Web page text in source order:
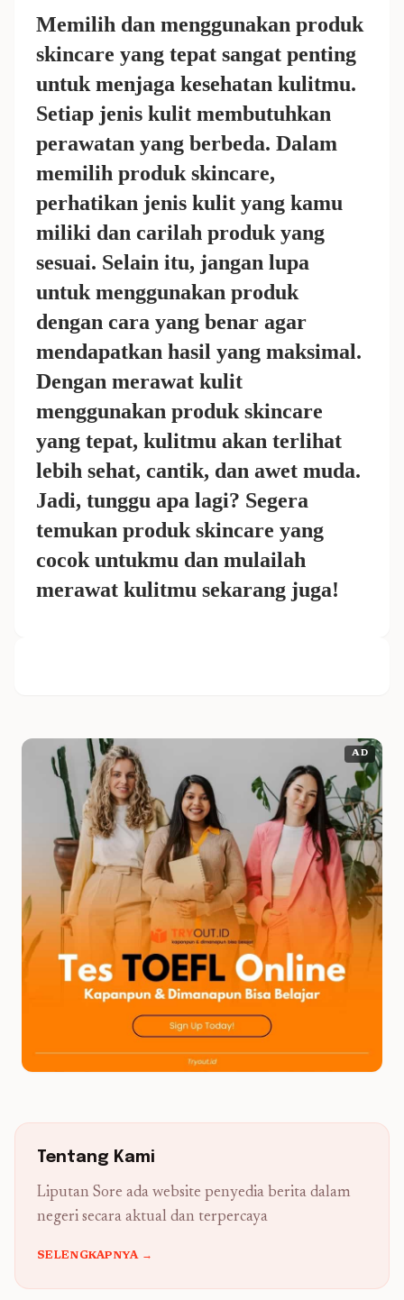
Memilih dan menggunakan produk
skincare yang tepat sangat penting
untuk menjaga kesehatan kulitmu.
Setiap jenis kulit membutuhkan
perawatan yang berbeda. Dalam
memilih produk skincare,
perhatikan jenis kulit yang kamu
miliki dan carilah produk yang
sesuai. Selain itu, jangan lupa
untuk menggunakan produk
dengan cara yang benar agar
mendapatkan hasil yang maksimal.
Dengan merawat kulit
menggunakan produk skincare
yang tepat, kulitmu akan terlihat
lebih sehat, cantik, dan awet muda.
Jadi, tunggu apa lagi? Segera
temukan produk skincare yang
cocok untukmu dan mulailah
merawat kulitmu sekarang juga!
AD
Tentang Kami
Liputan Sore ada website penyedia berita dalam
negeri secara aktual dan terpercaya
SELENGKAPNYA →